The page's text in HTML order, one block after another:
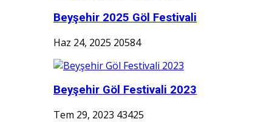
Beyşehir 2025 Göl Festivali
Haz 24, 2025 20584
Beyşehir Göl Festivali 2023
Tem 29, 2023 43425